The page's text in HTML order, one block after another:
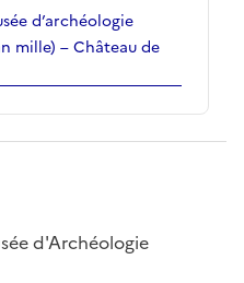
d’archéologie
mille) – Château de
d'Archéologie